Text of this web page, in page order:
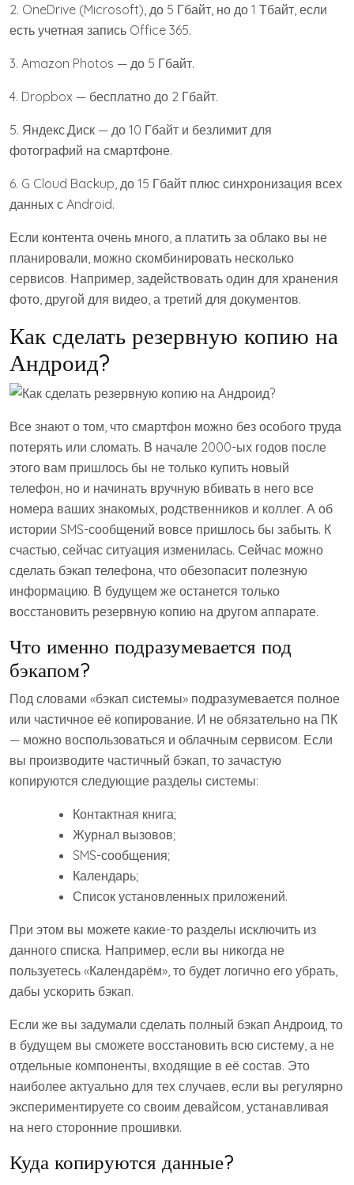
2. OneDrive (Microsoft), до 5 Гбайт, но до 1 Тбайт, если
есть учетная запись Office 365.
3. Amazon Photos — до 5 Гбайт.
4. Dropbox — бесплатно до 2 Гбайт.
5. Яндекс.Диск — до 10 Гбайт и безлимит для
фотографий на смартфоне.
6. G Cloud Backup, до 15 Гбайт плюс синхронизация всех
данных с Android.
Если контента очень много, а платить за облако вы не
планировали, можно скомбинировать несколько
сервисов. Например, задействовать один для хранения
фото, другой для видео, а третий для документов.
Как сделать резервную копию на
Андроид?
Все знают о том, что смартфон можно без особого труда
потерять или сломать. В начале 2000-ых годов после
этого вам пришлось бы не только купить новый
телефон, но и начинать вручную вбивать в него все
номера ваших знакомых, родственников и коллег. А об
истории SMS-сообщений вовсе пришлось бы забыть. К
счастью, сейчас ситуация изменилась. Сейчас можно
сделать бэкап телефона, что обезопасит полезную
информацию. В будущем же останется только
восстановить резервную копию на другом аппарате.
Что именно подразумевается под
бэкапом?
Под словами «бэкап системы» подразумевается полное
или частичное её копирование. И не обязательно на ПК
— можно воспользоваться и облачным сервисом. Если
вы производите частичный бэкап, то зачастую
копируются следующие разделы системы:
Контактная книга;
Журнал вызовов;
SMS-сообщения;
Календарь;
Список установленных приложений.
При этом вы можете какие-то разделы исключить из
данного списка. Например, если вы никогда не
пользуетесь «Календарём», то будет логично его убрать,
дабы ускорить бэкап.
Если же вы задумали сделать полный бэкап Андроид, то
в будущем вы сможете восстановить всю систему, а не
отдельные компоненты, входящие в её состав. Это
наиболее актуально для тех случаев, если вы регулярно
экспериментируете со своим девайсом, устанавливая
на него сторонние прошивки.
Куда копируются данные?